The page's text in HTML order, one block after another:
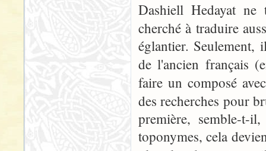
Dashiell Hedayat
cherché à traduire
églantier. Seulement,
de l'ancien français
faire un composé
des recherches pour
première, semble-t-
toponymes, cela